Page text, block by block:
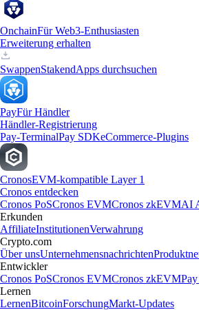
OnchainFür Web3-Enthusiasten
Erweiterung erhalten
SwappenStakendApps durchsuchen
PayFür Händler
Händler-Registrierung
Pay-TerminalPay SDKeCommerce-Plugins
CronosEVM-kompatible Layer 1
Cronos entdecken
Cronos PoSCronos EVMCronos zkEVMAI
Erkunden
AffiliateInstitutionenVerwahrung
Crypto.com
Über unsUnternehmensnachrichten
Entwickler
Cronos PoSCronos EVMCronos zkEVM
Lernen
LernenBitcoinForschungMarkt-Updates